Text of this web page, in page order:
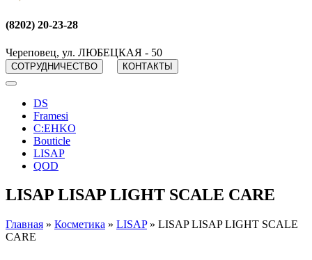
(8202) 20-23-28
Череповец, ул. ЛЮБЕЦКАЯ - 50
СОТРУДНИЧЕСТВО КОНТАКТЫ
DS
Framesi
C:EHKO
Bouticle
LISAP
QOD
LISAP LISAP LIGHT SCALE CARE
Главная » Косметика » LISAP» LISAP LISAP LIGHT SCALE
CARE